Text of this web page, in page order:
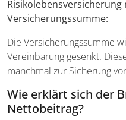
Versicherungssumme:
Die Versicherungssumme
Vereinbarung gesenkt.
manchmal zur Sicherung
Wie erklärt sich der
Nettobeitrag?